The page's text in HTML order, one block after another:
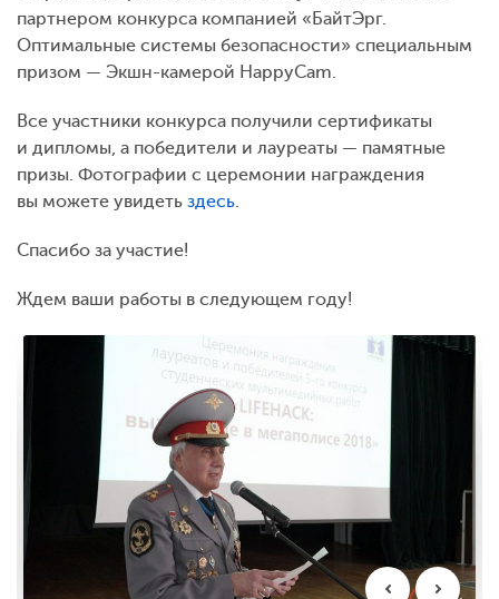
партнером конкурса компанией «БайтЭрг.
Оптимальные системы безопасности» специальным
призом — Экшн-камерой HappyCam.
Все участники конкурса получили сертификаты
и дипломы, а победители и лауреаты — памятные
призы. Фотографии с церемонии награждения
вы можете увидеть здесь.
Спасибо за участие!
Ждем ваши работы в следующем году!